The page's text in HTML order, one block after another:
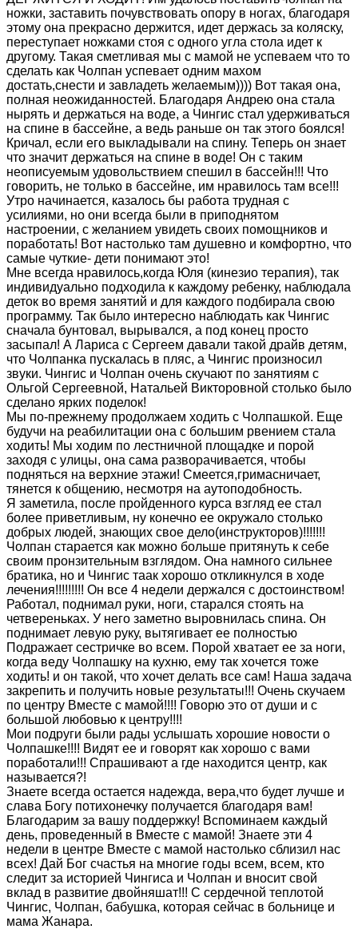
ножки, заставить почувствовать опору в ногах, благодаря
этому она прекрасно держится, идет держась за коляску,
переступает ножками стоя с одного угла стола идет к
другому. Такая сметливая мы с мамой не успеваем что то
сделать как Чолпан успевает одним махом
достать,снести и завладеть желаемым)))) Вот такая она,
полная неожиданностей. Благодаря Андрею она стала
нырять и держаться на воде, а Чингис стал удерживаться
на спине в бассейне, а ведь раньше он так этого боялся!
Кричал, если его выкладывали на спину. Теперь он знает
что значит держаться на спине в воде! Он с таким
неописуемым удовольствием спешил в бассейн!!! Что
говорить, не только в бассейне, им нравилось там все!!!
Утро начинается, казалось бы работа трудная с
усилиями, но они всегда были в приподнятом
настроении, с желанием увидеть своих помощников и
поработать! Вот настолько там душевно и комфортно, что
самые чуткие- дети понимают это!
Мне всегда нравилось,когда Юля (кинезио терапия), так
индивидуально подходила к каждому ребенку, наблюдала
деток во время занятий и для каждого подбирала свою
программу. Так было интересно наблюдать как Чингис
сначала бунтовал, вырывался, а под конец просто
засыпал! А Лариса с Сергеем давали такой драйв детям,
что Чолпанка пускалась в пляс, а Чингис произносил
звуки. Чингис и Чолпан очень скучают по занятиям с
Ольгой Сергеевной, Натальей Викторовной столько было
сделано ярких поделок!
Мы по-прежнему продолжаем ходить с Чолпашкой. Еще
будучи на реабилитации она с большим рвением стала
ходить! Мы ходим по лестничной площадке и порой
заходя с улицы, она сама разворачивается, чтобы
подняться на верхние этажи! Смеется,гримасничает,
тянется к общению, несмотря на аутоподобность.
Я заметила, после пройденного курса взгляд ее стал
более приветливым, ну конечно ее окружало столько
добрых людей, знающих свое дело(инструкторов)!!!!!!!
Чолпан старается как можно больше притянуть к себе
своим пронзительным взглядом. Она намного сильнее
братика, но и Чингис таак хорошо откликнулся в ходе
лечения!!!!!!!!! Он все 4 недели держался с достоинством!
Работал, поднимал руки, ноги, старался стоять на
четвереньках. У него заметно выровнилась спина. Он
поднимает левую руку, вытягивает ее полностью
Подражает сестричке во всем. Порой хватает ее за ноги,
когда веду Чолпашку на кухню, ему так хочется тоже
ходить! и он такой, что хочет делать все сам! Наша задача
закрепить и получить новые результаты!!! Очень скучаем
по центру Вместе с мамой!!!! Говорю это от души и с
большой любовью к центру!!!!
Мои подруги были рады услышать хорошие новости о
Чолпашке!!!! Видят ее и говорят как хорошо с вами
поработали!!! Спрашивают а где находится центр, как
называется?!
Знаете всегда остается надежда, вера,что будет лучше и
слава Богу потихонечку получается благодаря вам!
Благодарим за вашу поддержку! Вспоминаем каждый
день, проведенный в Вместе с мамой! Знаете эти 4
недели в центре Вместе с мамой настолько сблизил нас
всех! Дай Бог счастья на многие годы всем, всем, кто
следит за историей Чингиса и Чолпан и вносит свой
вклад в развитие двойняшат!!! С сердечной теплотой
Чингис, Чолпан, бабушка, которая сейчас в больнице и
мама Жанара.